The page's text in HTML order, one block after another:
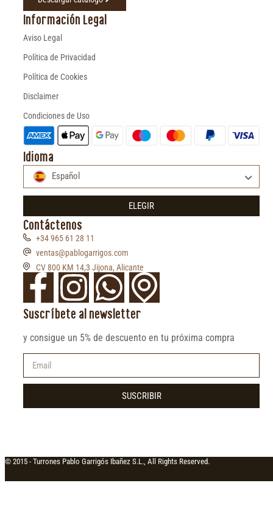
Información Legal
Aviso Legal
Política de Privacidad
Política de Cookies
Disclaimer
Condiciones de Uso
Idioma
Español
ELEGIR
Contáctenos
+34 965 61 28 11
ventas@pablogarrigos.com
CV 800 KM 14,3 Jijona, Alicante
Suscríbete al newsletter
y consigue un 5% de descuento en tu próxima compra
SUSCRIBIR
© 2015 - Turrones Pablo Garrigós Ibañez S.L., All Rights Reserved.